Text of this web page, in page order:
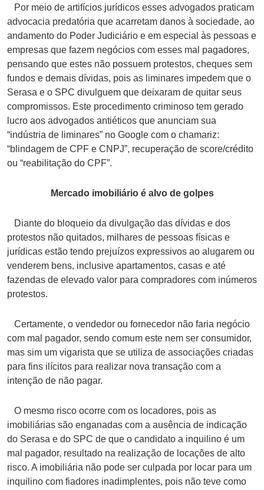
Por meio de artifícios jurídicos esses advogados praticam
advocacia predatória que acarretam danos à sociedade, ao
andamento do Poder Judiciário e em especial às pessoas e
empresas que fazem negócios com esses mal pagadores,
pensando que estes não possuem protestos, cheques sem
fundos e demais dívidas, pois as liminares impedem que o
Serasa e o SPC divulguem que deixaram de quitar seus
compromissos. Este procedimento criminoso tem gerado
lucro aos advogados antiéticos que anunciam sua
“indústria de liminares” no Google com o chamariz:
“blindagem de CPF e CNPJ”, recuperação de score/crédito
ou “reabilitação do CPF”.
Mercado imobiliário é alvo de golpes
Diante do bloqueio da divulgação das dívidas e dos
protestos não quitados, milhares de pessoas físicas e
jurídicas estão tendo prejuízos expressivos ao alugarem ou
venderem bens, inclusive apartamentos, casas e até
fazendas de elevado valor para compradores com inúmeros
protestos.
Certamente, o vendedor ou fornecedor não faria negócio
com mal pagador, sendo comum este nem ser consumidor,
mas sim um vigarista que se utiliza de associações criadas
para fins ilícitos para realizar nova transação com a
intenção de não pagar.
O mesmo risco ocorre com os locadores, pois as
imobiliárias são enganadas com a ausência de indicação
do Serasa e do SPC de que o candidato a inquilino é um
mal pagador, resultado na realização de locações de alto
risco. A imobiliária não pode ser culpada por locar para um
inquilino com fiadores inadimplentes, pois não teve como